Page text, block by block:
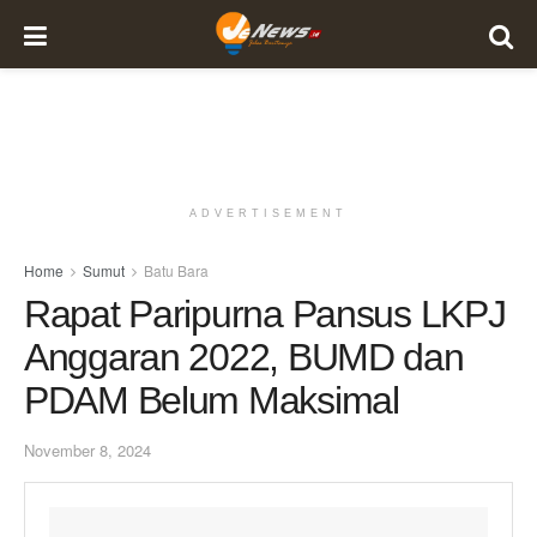
ADVERTISEMENT
Home Sumut Batu Bara
Rapat Paripurna Pansus LKPJ
Anggaran 2022, BUMD dan
PDAM Belum Maksimal
November 8, 2024